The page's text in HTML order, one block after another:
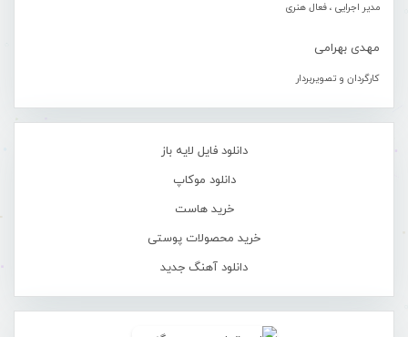
مدیر اجرایی ، فعال هنری
مهدی بهرامی
کارگردان و تصویربردار
دانلود فایل لایه باز
دانلود موکاپ
خرید هاست
خرید محصولات پوستی
دانلود آهنگ جدید